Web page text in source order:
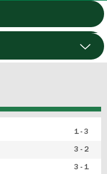
1 - 3
3 - 2
3 - 1